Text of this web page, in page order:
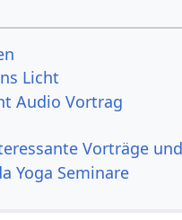
Licht
Audio Vortrag
Vorträge
Yoga Seminare